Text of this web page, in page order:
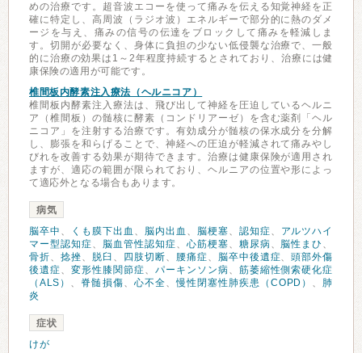
めの治療です。超音波エコーを使って痛みを伝える知覚神経を正
確に特定し、高周波（ラジオ波）エネルギーで部分的に熱のダメ
ージを与え、痛みの信号の伝達をブロックして痛みを軽減しま
す。切開が必要なく、身体に負担の少ない低侵襲な治療で、一般
的に治療の効果は1～2年程度持続するとされており、治療には健
康保険の適用が可能です。
椎間板内酵素注入療法（ヘルニコア）
椎間板内酵素注入療法は、飛び出して神経を圧迫しているヘルニ
ア（椎間板）の髄核に酵素（コンドリアーゼ）を含む薬剤「ヘル
ニコア」を注射する治療です。有効成分が髄核の保水成分を分解
し、膨張を和らげることで、神経への圧迫が軽減されて痛みやし
びれを改善する効果が期待できます。治療は健康保険が適用され
ますが、適応の範囲が限られており、ヘルニアの位置や形によっ
て適応外となる場合もあります。
病気
脳卒中 、 くも膜下出血 、 脳内出血 、 脳梗塞、 認知症、
アルツハイ
マー型認知症、 脳血管性認知症、 心筋梗塞、 糖尿病、 脳性まひ 、
骨折、 捻挫、 脱臼 、 四肢切断、 腰痛症、 脳卒中後遺症、頭部外傷
後遺症、 変形性膝関節症、 パーキンソン病、 筋萎縮性側索硬化症
（ALS） 、 脊髄損傷、 心不全、慢性閉塞性肺疾患（COPD） 、 肺
炎
症状
けが